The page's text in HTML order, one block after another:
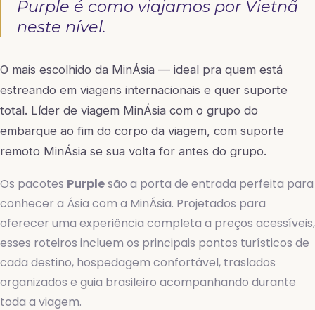
Purple é como viajamos por Vietnã
neste nível.
O mais escolhido da MinÁsia — ideal pra quem está
estreando em viagens internacionais e quer suporte
total. Líder de viagem MinÁsia com o grupo do
embarque ao fim do corpo da viagem, com suporte
remoto MinÁsia se sua volta for antes do grupo.
Os pacotes Purplesão a porta de entrada perfeita para
conhecer a Ásia com a MinÁsia. Projetados para
oferecer uma experiência completa a preços acessíveis,
esses roteiros incluem os principais pontos turísticos de
cada destino, hospedagem confortável, traslados
organizados e guia brasileiro acompanhando durante
toda a viagem.